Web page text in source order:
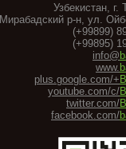
Узбекистан, г.
Мирабадский р-н, ул.
(+99899)
(+99895)
info@
www.
plus.google.com/+
youtube.com/c/
twitter.com/
facebook.com/